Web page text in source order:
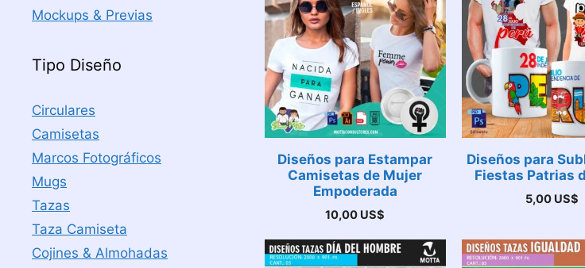
Diseños para Estampar
Camisetas de Mujer
Empoderada
10,00 US$
Diseños para
Fiestas Patrias
5,00 US$
Mockups & Previas
Tipo Diseño
Circulares
Camisetas
Marcos Fotográficos
Mugs
Tazas
Taza Camiseta
Cojines & Almohadas